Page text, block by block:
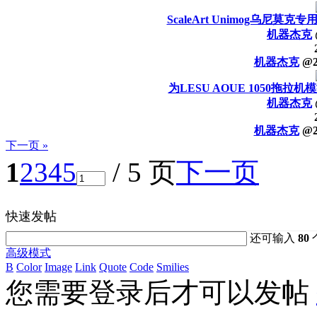
ScaleArt Unimog乌尼莫克专
机器杰克
机器杰克 @
为LESU AOUE 1050拖拉机
机器杰克
机器杰克 @
下一页 »
12345 / 5 页下一页
快速发帖
还可输入80
高级模式
B Color Image Link Quote Code Smilies
您需要登录后才可以发帖